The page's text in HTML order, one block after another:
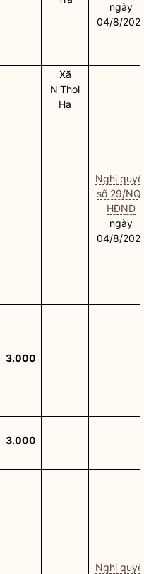
ngày
04/8/
Xã
N'Thol
Hạ
Nghị
số 29/
HĐND
ngày
04/8/
3.000
3.000
Nghị